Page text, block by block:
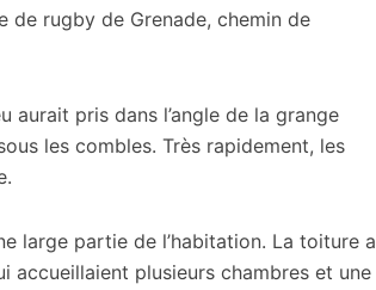
de rugby de Grenade, chemin de
aurait pris dans l’angle de la grange
les combles. Très rapidement, les
large partie de l’habitation. La toiture a
plusieurs chambres et une